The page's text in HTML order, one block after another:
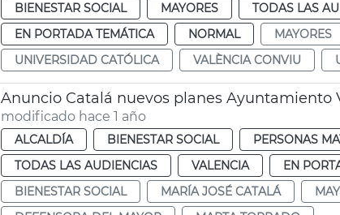
BIENESTAR SOCIAL MAYORES TODAS LAS
EN PORTADA TEMÁTICA
NORMAL MAYORES
UNIVERSIDAD CATÓLICA
VALÈNCIA CONVIU
Anuncio Catalá nuevos planes Ayuntamiento
modificado hace 1 año
ALCALDÍA BIENESTAR SOCIAL PERSONAS
TODAS LAS AUDIENCIAS
VALENCIA EN
BIENESTAR SOCIAL
MARÍA JOSÉ CATALÁ